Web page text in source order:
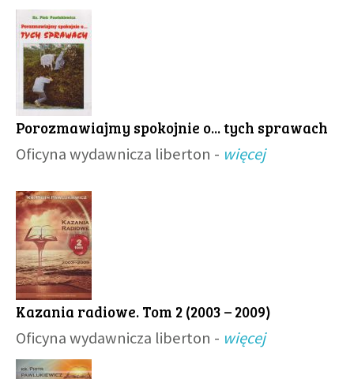
Porozmawiajmy spokojnie o... tych sprawach
Oficyna wydawnicza liberton - więcej
Kazania radiowe. Tom 2 (2003 – 2009)
Oficyna wydawnicza liberton - więcej